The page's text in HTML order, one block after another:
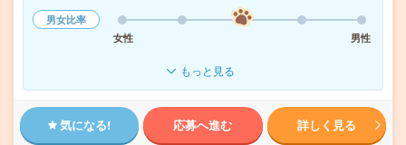
男女比率
女性
男性
もっと見る
気になる! 応募へ進む 詳しく見る